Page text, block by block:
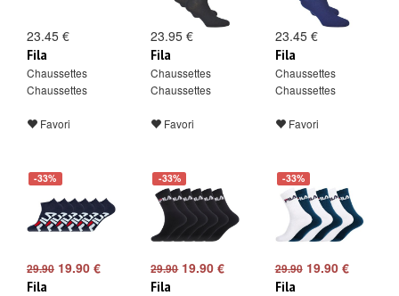
23.45 €
Fila
Chaussettes
Chaussettes
Favori
23.95 €
Fila
Chaussettes
Chaussettes
Favori
23.45 €
Fila
Chaussettes
Chaussettes
Favori
-33%
29.90 19.90 €
Fila
-33%
29.9019.90 €
Fila
-33%
29.9019.90 €
Fila